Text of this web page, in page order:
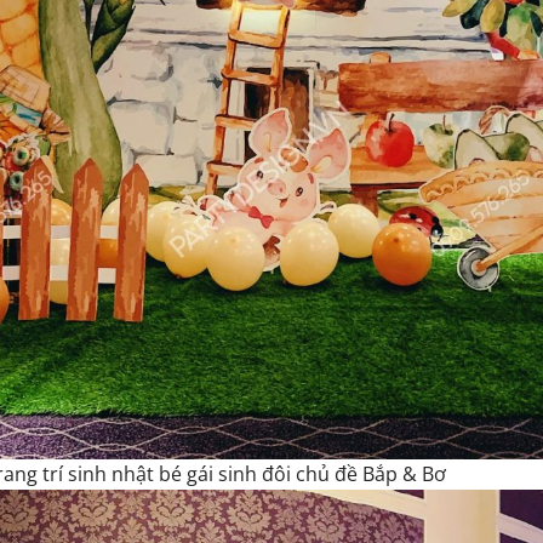
trí sinh nhật bé gái sinh đôi chủ đề Bắp & Bơ